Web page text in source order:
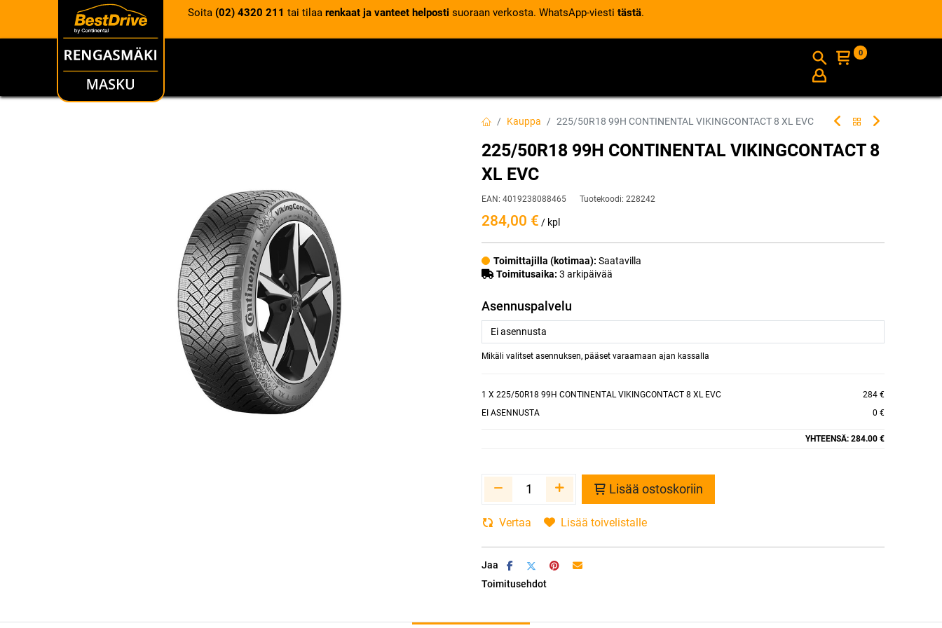
Soita (02) 4320 211 tai tilaa renkaat ja vanteet helposti suoraan verkosta. WhatsApp-viesti tästä.
RENKAAT INFO
0
Kauppa 225/50R18 99H CONTINENTAL VIKINGCONTACT 8 XL EVC
225/50R18 99H CONTINENTAL VIKINGCONTACT 8
XL EVC
EAN: 4019238088465 Tuotekoodi: 228242
284,00 € / kpl
Toimittajilla (kotimaa): Saatavilla
Toimitusaika: 3 arkipäivää
Asennuspalvelu
Mikäli valitset asennuksen, pääset varaamaan ajan kassalla
1 X 225/50R18 99H CONTINENTAL VIKINGCONTACT 8 XL EVC
284 €
EI ASENNUSTA
0 €
YHTEENSÄ: 284.00 €
Lisää ostoskoriin
Vertaa Lisää toivelistalle
Jaa
Toimitusehdot